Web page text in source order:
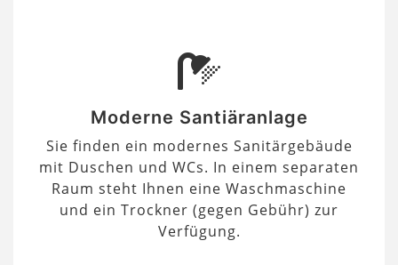
Moderne Santiäranlage
Sie finden ein modernes Sanitärgebäude
mit Duschen und WCs. In einem separaten
Raum steht Ihnen eine Waschmaschine
und ein Trockner (gegen Gebühr) zur
Verfügung.